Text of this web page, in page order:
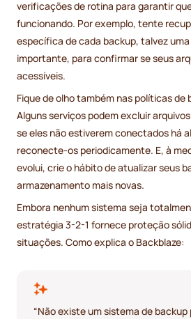
verificações de rotina para garantir
funcionando. Por exemplo, tente
específica de cada backup, talvez
importante, para confirmar se seus
acessíveis.
Fique de olho também nas políticas de
Alguns serviços podem excluir
se eles não estiverem conectados há
reconecte-os periodicamente. E, à
evolui, crie o hábito de atualizar seus
armazenamento mais novas.
Embora nenhum sistema seja
estratégia 3-2-1 fornece proteção
situações. Como explica o Backblaze:
“Não existe um sistema de